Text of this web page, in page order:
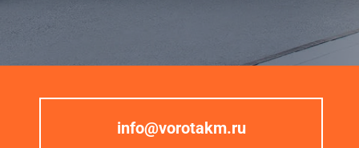
info@vorotakm.ru